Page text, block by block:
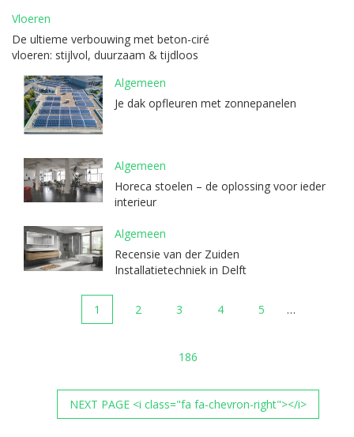
Vloeren
De ultieme verbouwing met beton-ciré
vloeren: stijlvol, duurzaam & tijdloos
Algemeen
Je dak opfleuren met zonnepanelen
Algemeen
Horeca stoelen – de oplossing voor ieder
interieur
Algemeen
Recensie van der Zuiden
Installatietechniek in Delft
1 2 3 4 5 …
186
NEXT PAGE <i class="fa fa-chevron-right"></i>